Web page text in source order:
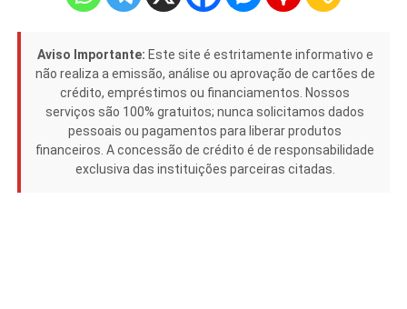
Aviso Importante: Este site é estritamente informativo e
não realiza a emissão, análise ou aprovação de cartões de
crédito, empréstimos ou financiamentos. Nossos
serviços são 100% gratuitos; nunca solicitamos dados
pessoais ou pagamentos para liberar produtos
financeiros. A concessão de crédito é de responsabilidade
exclusiva das instituições parceiras citadas.